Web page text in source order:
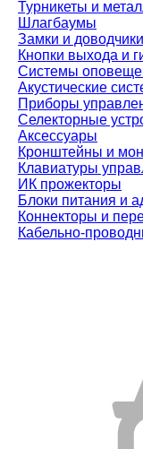
Турникеты и
Шлагбаумы
Замки и доводчики
Кнопки выхода и
Системы
Акустические
Приборы
Селекторные
Аксессуары
Кронштейны и
Клавиатуры
ИК прожекторы
Блоки питания и
Коннекторы и
Кабельно-